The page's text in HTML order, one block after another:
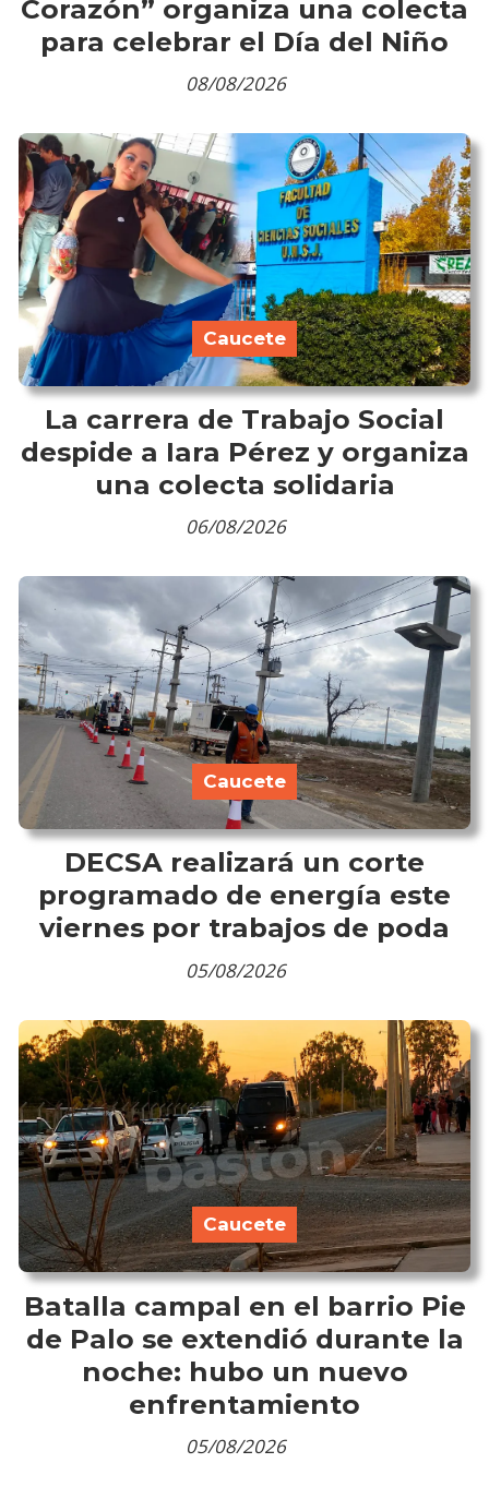
Corazón” organiza una colecta
para celebrar el Día del Niño
08/08/2026
La carrera de Trabajo Social
despide a Iara Pérez y organiza
una colecta solidaria
Caucete
06/08/2026
DECSA realizará un corte
programado de energía este
viernes por trabajos de poda
Caucete
05/08/2026
Batalla campal en el barrio Pie
de Palo se extendió durante la
noche: hubo un nuevo
enfrentamiento
Caucete
05/08/2026